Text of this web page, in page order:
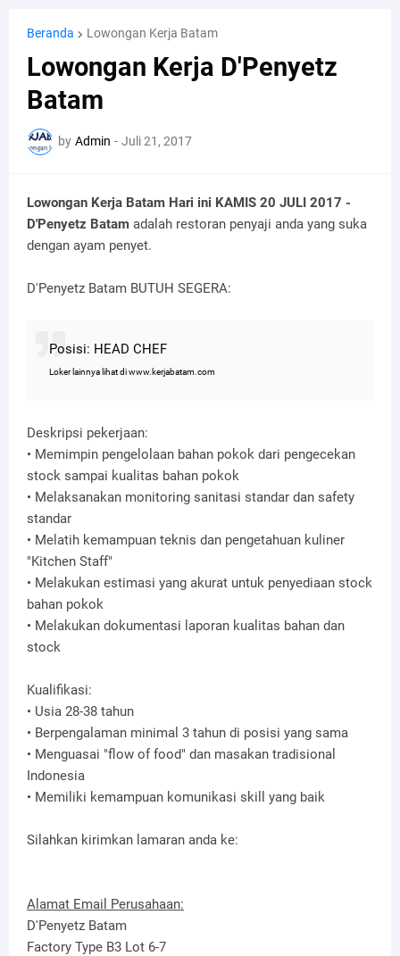
Beranda Lowongan Kerja Batam
Lowongan Kerja D'Penyetz
Batam
by Admin - Juli 21, 2017
Lowongan Kerja Batam Hari ini KAMIS 20 JULI 2017 -
D'Penyetz Batam adalah restoran penyaji anda yang suka
dengan ayam penyet.
D'Penyetz Batam BUTUH SEGERA:
Posisi: HEAD CHEF
Loker lainnya lihat di www.kerjabatam.com
Deskripsi pekerjaan:
• Memimpin pengelolaan bahan pokok dari pengecekan
stock sampai kualitas bahan pokok
• Melaksanakan monitoring sanitasi standar dan safety
standar
• Melatih kemampuan teknis dan pengetahuan kuliner
"Kitchen Staff"
• Melakukan estimasi yang akurat untuk penyediaan stock
bahan pokok
• Melakukan dokumentasi laporan kualitas bahan dan
stock
Kualifikasi:
• Usia 28-38 tahun
• Berpengalaman minimal 3 tahun di posisi yang sama
• Menguasai "flow of food" dan masakan tradisional
Indonesia
• Memiliki kemampuan komunikasi skill yang baik
Silahkan kirimkan lamaran anda ke:
Alamat Email Perusahaan:
D'Penyetz Batam
Factory Type B3 Lot 6-7